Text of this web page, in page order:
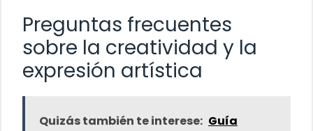
Preguntas frecuentes
sobre la creatividad y la
expresión artística
Quizás también te interese: Guía